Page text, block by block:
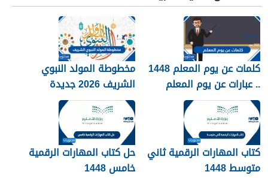
كلمات عن يوم المعلم 1448
.. عبارات عن يوم المعلم
مكتوبة 1448
مخطوطة المولد النبوي
الشريف 2026 جديدة
كتاب المهارات الرقمية ثاني
متوسط 1448
حل كتاب المهارات الرقمية
خامس 1448